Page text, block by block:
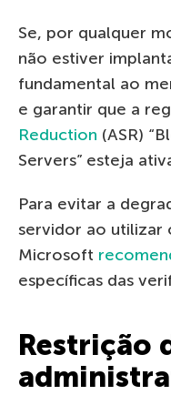
Se, por qualquer
não estiver
fundamental ao
e garantir que a
Reduction (ASR)
Servers” esteja
Para evitar a
servidor ao utilizar
Microsoft
específicas das
Restrição